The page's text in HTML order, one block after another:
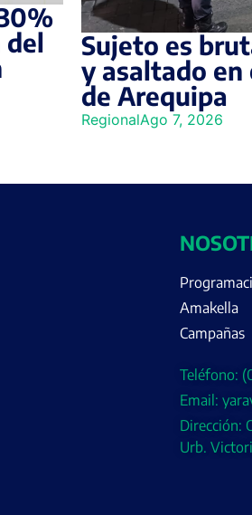
del
Sujeto es
y asaltado
de Arequipa
RegionalAgo 7, 2026
Amakella
Campañas
Teléfono:
Email:
Dirección:
Urb.